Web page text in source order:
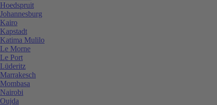
Hoedspruit
Johannesburg
Kairo
Kapstadt
Katima Mulilo
Le Morne
Le Port
Lüderitz
Marrakesch
Mombasa
Nairobi
Oujda